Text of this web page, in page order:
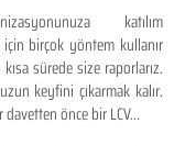
katılım
birçok yöntem kullanır
sürede size raporlarız.
keyfini çıkarmak kalır.
önce bir LCV...